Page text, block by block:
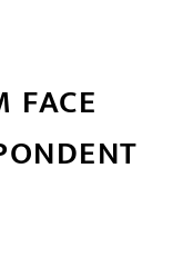
FACE